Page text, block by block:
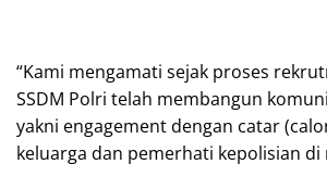
“Kami mengamati sejak proses
SSDM Polri telah membangun
yakni engagement dengan catar
keluarga dan pemerhati kepolisian di